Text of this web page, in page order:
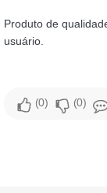
Produto de
usuário.
0 0